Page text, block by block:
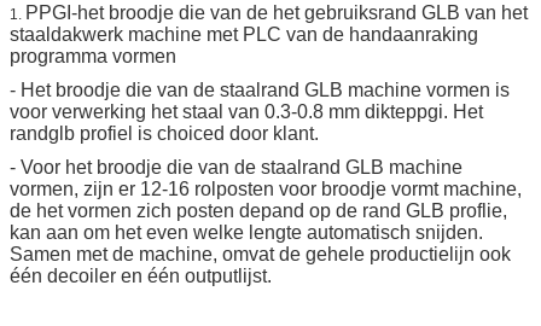
1. PPGI-het broodje die van de het gebruiksrand GLB van het
staaldakwerk machine met PLC van de handaanraking
programma vormen
- Het broodje die van de staalrand GLB machine vormen is
voor verwerking het staal van 0.3-0.8 mm dikteppgi. Het
randglb profiel is choiced door klant.
- Voor het broodje die van de staalrand GLB machine
vormen, zijn er 12-16 rolposten voor broodje vormt machine,
de het vormen zich posten depand op de rand GLB proflie,
kan aan om het even welke lengte automatisch snijden.
Samen met de machine, omvat de gehele productielijn ook
één decoiler en één outputlijst.